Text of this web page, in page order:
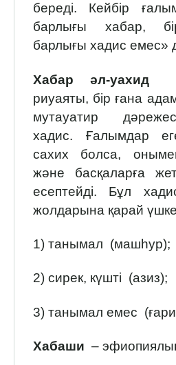
береді. Кейбір
барлығы хабар,
барлығы хадис емес»
Хабар әл-уахид–
риуаяты, бір ғана
мутауатир
хадис. Ғалымдар
сахих болса,
және басқаларға
есептейді. Бұл
жолдарына қарай үшке
1) танымал (машһур);
2) сирек, күшті (азиз);
3) танымал емес
Хабаши –